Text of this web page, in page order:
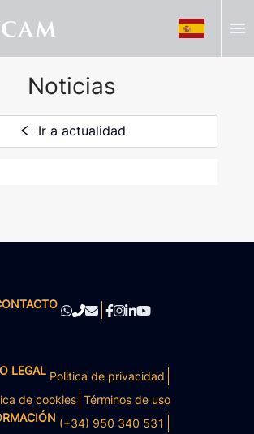
menu
Noticias
Ir a actualidad
LEGAL Politica de privacidad
de cookies Términos de uso
(+34) 950 340 531